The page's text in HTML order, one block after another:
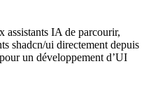
assistants IA de parcourir,
shadcn/ui directement depuis
un développement d’UI